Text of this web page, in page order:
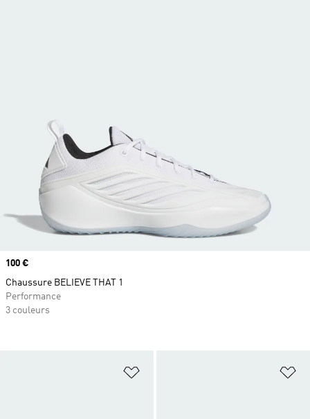
Ajouter à la Liste de produits
Prix
100 €
Chaussure BELIEVE THAT 1
Performance
3 couleurs